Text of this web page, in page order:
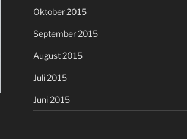
Oktober 2015
September 2015
August 2015
Juli 2015
Juni 2015